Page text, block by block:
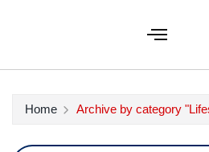
Home Archive by category